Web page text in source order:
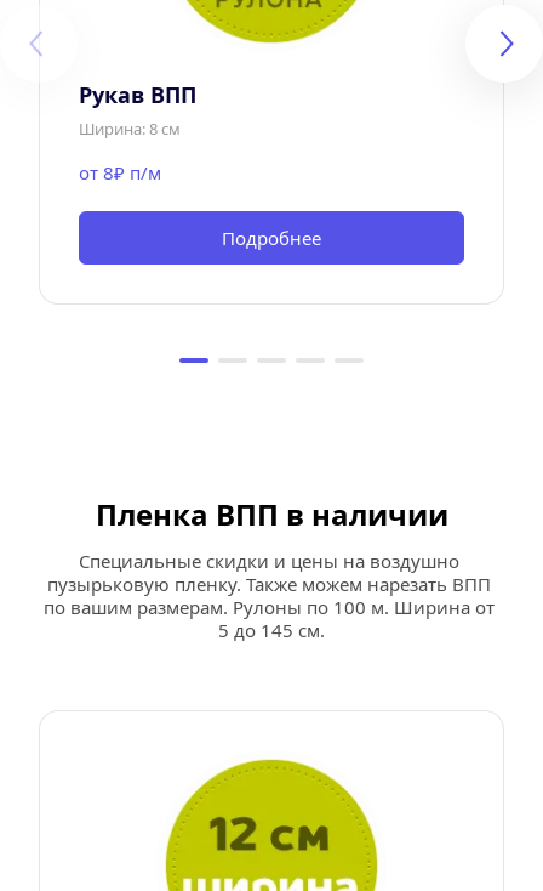
Рукав ВПП
Ширина: 8 см
от 8₽ п/м
Подробнее
Пленка ВПП в наличии
Специальные скидки и цены на воздушно
пузырьковую пленку. Также можем нарезать ВПП
по вашим размерам. Рулоны по 100 м. Ширина от
5 до 145 см.